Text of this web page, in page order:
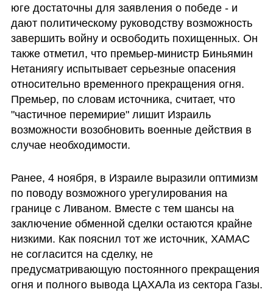
юге достаточны для заявления о победе - и
дают политическому руководству возможность
завершить войну и освободить похищенных. Он
также отметил, что премьер-министр Биньямин
Нетаниягу испытывает серьезные опасения
относительно временного прекращения огня.
Премьер, по словам источника, считает, что
"частичное перемирие" лишит Израиль
возможности возобновить военные действия в
случае необходимости.
Ранее, 4 ноября, в Израиле выразили оптимизм
по поводу возможного урегулирования на
границе с Ливаном. Вместе с тем шансы на
заключение обменной сделки остаются крайне
низкими. Как пояснил тот же источник, ХАМАС
не согласится на сделку, не
предусматривающую постоянного прекращения
огня и полного вывода ЦАХАЛа из сектора Газы.